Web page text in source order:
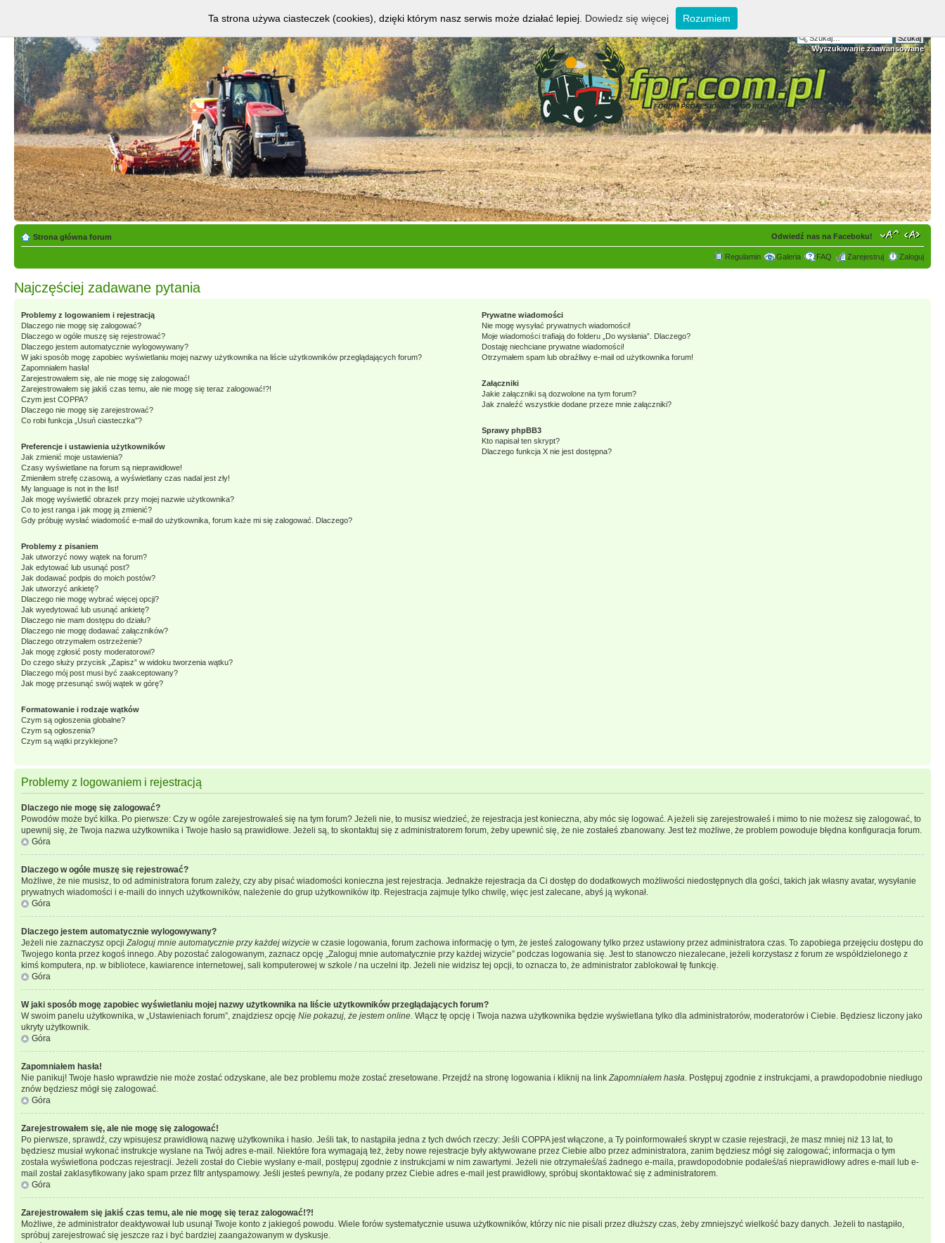
Wyszukiwanie zaawansowane
Strona główna forum Odwiedź nas na Faceboku!
Regulamin Galeria FAQ Zarejestruj Zaloguj
Najczęściej zadawane pytania
Problemy z logowaniem i rejestracją
Dlaczego nie mogę się zalogować?
Dlaczego w ogóle muszę się rejestrować?
Dlaczego jestem automatycznie wylogowywany?
W jaki sposób mogę zapobiec wyświetlaniu mojej nazwy użytkownika na liście użytkowników przeglądających forum?
Zapomniałem hasła!
Zarejestrowałem się, ale nie mogę się zalogować!
Zarejestrowałem się jakiś czas temu, ale nie mogę się teraz zalogować!?!
Czym jest COPPA?
Dlaczego nie mogę się zarejestrować?
Co robi funkcja „Usuń ciasteczka”?
Preferencje i ustawienia użytkowników
Jak zmienić moje ustawienia?
Czasy wyświetlane na forum są nieprawidłowe!
Zmieniłem strefę czasową, a wyświetlany czas nadal jest zły!
My language is not in the list!
Jak mogę wyświetlić obrazek przy mojej nazwie użytkownika?
Co to jest ranga i jak mogę ją zmienić?
Gdy próbuję wysłać wiadomość e-mail do użytkownika, forum każe mi się zalogować. Dlaczego?
Problemy z pisaniem
Jak utworzyć nowy wątek na forum?
Jak edytować lub usunąć post?
Jak dodawać podpis do moich postów?
Jak utworzyć ankietę?
Dlaczego nie mogę wybrać więcej opcji?
Jak wyedytować lub usunąć ankietę?
Dlaczego nie mam dostępu do działu?
Dlaczego nie mogę dodawać załączników?
Dlaczego otrzymałem ostrzeżenie?
Jak mogę zgłosić posty moderatorowi?
Do czego służy przycisk „Zapisz” w widoku tworzenia wątku?
Dlaczego mój post musi być zaakceptowany?
Jak mogę przesunąć swój wątek w górę?
Formatowanie i rodzaje wątków
Czym są ogłoszenia globalne?
Czym są ogłoszenia?
Czym są wątki przyklejone?
Prywatne wiadomości
Nie mogę wysyłać prywatnych wiadomości!
Moje wiadomości trafiają do folderu „Do wysłania”. Dlaczego?
Dostaję niechciane prywatne wiadomości!
Otrzymałem spam lub obraźliwy e-mail od użytkownika forum!
Załączniki
Jakie załączniki są dozwolone na tym forum?
Jak znaleźć wszystkie dodane przeze mnie załączniki?
Sprawy phpBB3
Kto napisał ten skrypt?
Dlaczego funkcja X nie jest dostępna?
Problemy z logowaniem i rejestracją
Dlaczego nie mogę się zalogować?
Powodów może być kilka. Po pierwsze: Czy w ogóle zarejestrowałeś się na tym forum? Jeżeli nie, to musisz wiedzieć, że rejestracja jest konieczna, aby móc się logować. A jeżeli się zarejestrowałeś i mimo to nie możesz się zalogować, to
upewnij się, że Twoja nazwa użytkownika i Twoje hasło są prawidłowe. Jeżeli są, to skontaktuj się z administratorem forum, żeby upewnić się, że nie zostałeś zbanowany. Jest też możliwe, że problem powoduje błędna konfiguracja forum.
Góra
Dlaczego w ogóle muszę się rejestrować?
Możliwe, że nie musisz, to od administratora forum zależy, czy aby pisać wiadomości konieczna jest rejestracja. Jednakże rejestracja da Ci dostęp do dodatkowych możliwości niedostępnych dla gości, takich jak własny avatar, wysyłanie
prywatnych wiadomości i e-maili do innych użytkowników, należenie do grup użytkowników itp. Rejestracja zajmuje tylko chwilę, więc jest zalecane, abyś ją wykonał.
Góra
Dlaczego jestem automatycznie wylogowywany?
Jeżeli nie zaznaczysz opcjiZaloguj mnie automatycznie przy każdej wizycie w czasie logowania, forum zachowa informację o tym, że jesteś zalogowany tylko przez ustawiony przez administratora czas. To zapobiega przejęciu dostępu do
Twojego konta przez kogoś innego. Aby pozostać zalogowanym, zaznacz opcję „Zaloguj mnie automatycznie przy każdej wizycie” podczas logowania się. Jest to stanowczo niezalecane, jeżeli korzystasz z forum ze współdzielonego z
kimś komputera, np. w bibliotece, kawiarence internetowej, sali komputerowej w szkole / na uczelni itp. Jeżeli nie widzisz tej opcji, to oznacza to, że administrator zablokował tę funkcję.
Góra
W jaki sposób mogę zapobiec wyświetlaniu mojej nazwy użytkownika na liście użytkowników przeglądających forum?
W swoim panelu użytkownika, w „Ustawieniach forum”, znajdziesz opcję Nie pokazuj, że jestem online. Włącz tę opcję i Twoja nazwa użytkownika będzie wyświetlana tylko dla administratorów, moderatorów i Ciebie. Będziesz liczony jako
ukryty użytkownik.
Góra
Zapomniałem hasła!
Nie panikuj! Twoje hasło wprawdzie nie może zostać odzyskane, ale bez problemu może zostać zresetowane. Przejdź na stronę logowania i kliknij na linkZapomniałem hasła. Postępuj zgodnie z instrukcjami, a prawdopodobnie niedługo
znów będziesz mógł się zalogować.
Góra
Zarejestrowałem się, ale nie mogę się zalogować!
Po pierwsze, sprawdź, czy wpisujesz prawidłową nazwę użytkownika i hasło. Jeśli tak, to nastąpiła jedna z tych dwóch rzeczy: Jeśli COPPA jest włączone, a Ty poinformowałeś skrypt w czasie rejestracji, że masz mniej niż 13 lat, to
będziesz musiał wykonać instrukcje wysłane na Twój adres e-mail. Niektóre fora wymagają też, żeby nowe rejestracje były aktywowane przez Ciebie albo przez administratora, zanim będziesz mógł się zalogować; informacja o tym
została wyświetlona podczas rejestracji. Jeżeli został do Ciebie wysłany e-mail, postępuj zgodnie z instrukcjami w nim zawartymi. Jeżeli nie otrzymałeś/aś żadnego e-maila, prawdopodobnie podałeś/aś nieprawidłowy adres e-mail lub e-
mail został zaklasyfikowany jako spam przez filtr antyspamowy. Jeśli jesteś pewny/a, że podany przez Ciebie adres e-mail jest prawidłowy, spróbuj skontaktować się z administratorem.
Góra
Zarejestrowałem się jakiś czas temu, ale nie mogę się teraz zalogować!?!
Możliwe, że administrator deaktywował lub usunął Twoje konto z jakiegoś powodu. Wiele forów systematycznie usuwa użytkowników, którzy nic nie pisali przez dłuższy czas, żeby zmniejszyć wielkość bazy danych. Jeżeli to nastąpiło,
spróbuj zarejestrować się jeszcze raz i być bardziej zaangażowanym w dyskusje.
Ta strona używa ciasteczek (cookies), dzięki którym nasz serwis może działać lepiej. Dowiedz się więcej Rozumiem